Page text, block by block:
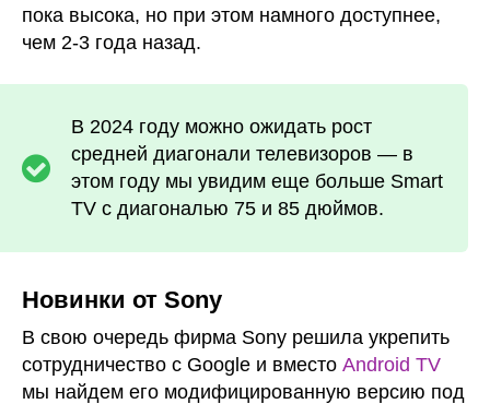
пока высока, но при этом намного доступнее,
чем 2-3 года назад.
В 2024 году можно ожидать рост
средней диагонали телевизоров — в
этом году мы увидим еще больше Smart
TV с диагональю 75 и 85 дюймов.
Новинки от Sony
В свою очередь фирма Sony решила укрепить
сотрудничество с Google и вместо Android TV
мы найдем его модифицированную версию под